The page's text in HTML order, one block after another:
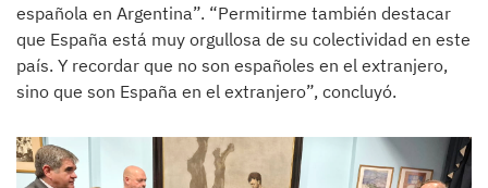
española en Argentina”. “Permitirme también destacar
que España está muy orgullosa de su colectividad en este
país. Y recordar que no son españoles en el extranjero,
sino que son España en el extranjero”, concluyó.